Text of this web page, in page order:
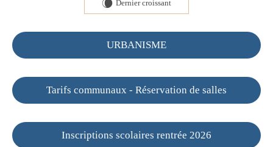
W Dernier croissant
URBANISME
Tarifs communaux - Réservation de salles
Inscriptions scolaires rentrée 2026